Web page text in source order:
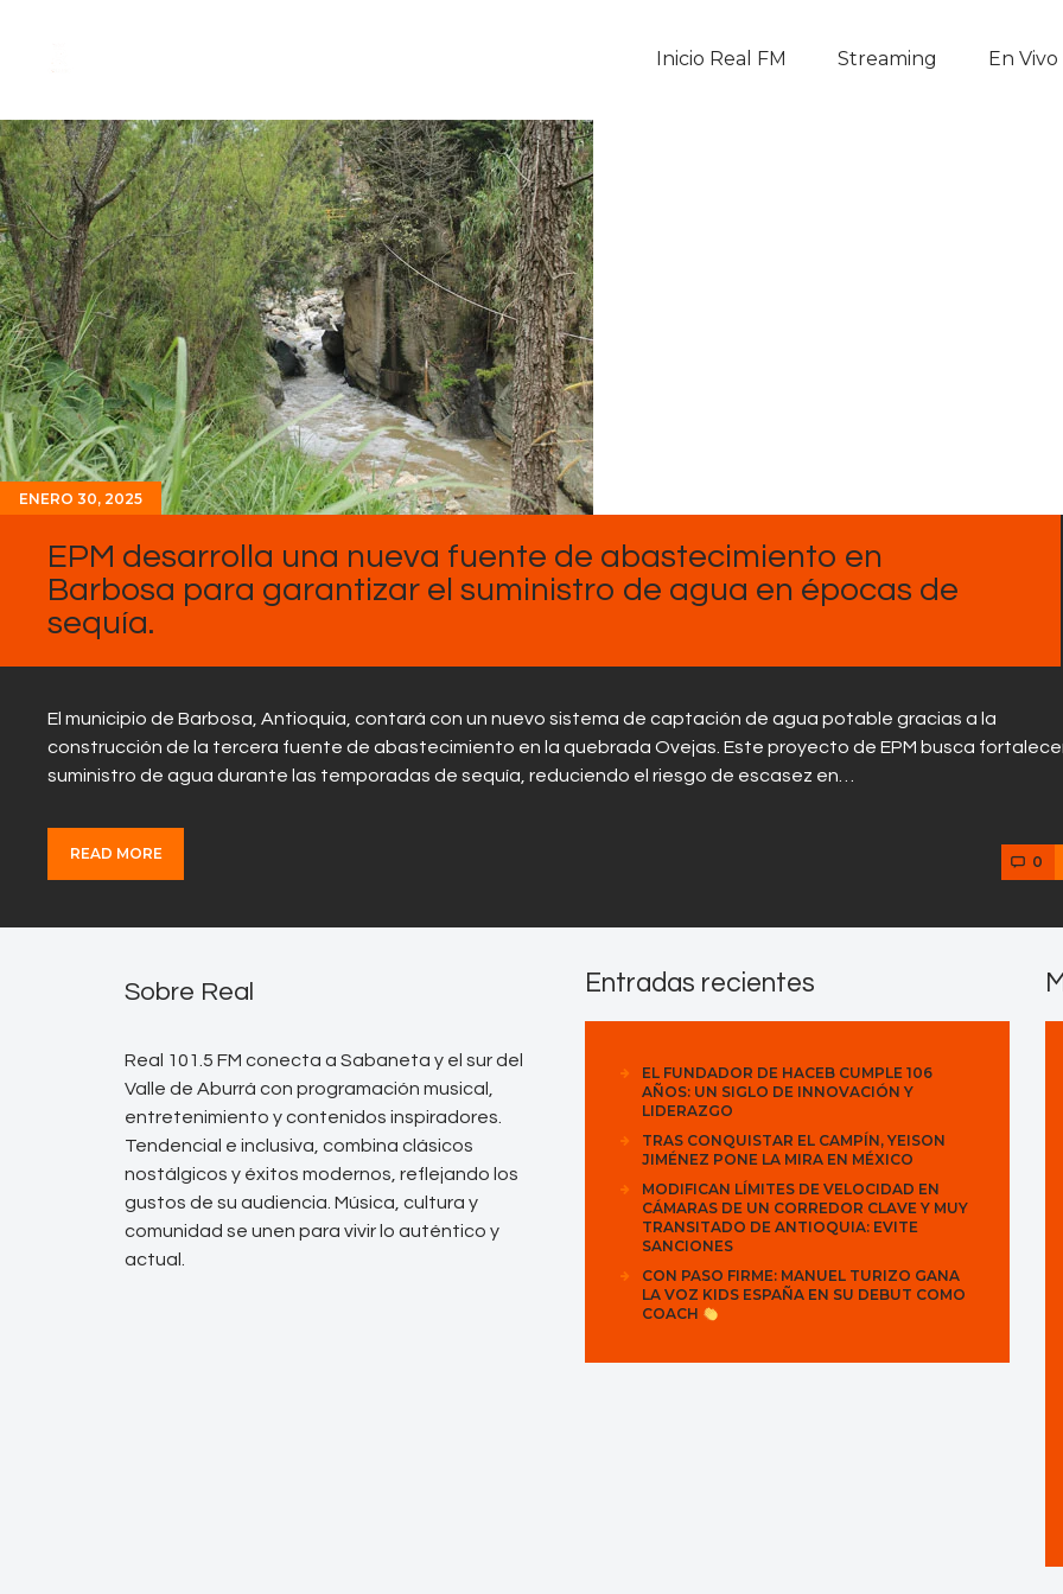
Inicio Real FM Streaming En Vivo
En Vivo
Descarga La APP
Programas
Noticias
Equipo
Sobre Nosotros
Contactos
ENERO 30, 2025
EPM desarrolla una nueva fuente de abastecimiento en
Barbosa para garantizar el suministro de agua en épocas de
sequía.
El municipio de Barbosa, Antioquia, contará con un nuevo sistema de captación de agua potable gracias a la
construcción de la tercera fuente de abastecimiento en la quebrada Ovejas. Este proyecto de EPM busca
suministro de agua durante las temporadas de sequía, reduciendo el riesgo de escasez en…
READ MORE 0
Sobre Real
Real 101.5 FM conecta a Sabaneta y el sur del
Valle de Aburrá con programación musical,
entretenimiento y contenidos inspiradores.
Tendencial e inclusiva, combina clásicos
nostálgicos y éxitos modernos, reflejando los
gustos de su audiencia. Música, cultura y
comunidad se unen para vivir lo auténtico y
actual.
Entradas recientes
EL FUNDADOR DE HACEB CUMPLE 106
AÑOS: UN SIGLO DE INNOVACIÓN Y
LIDERAZGO
TRAS CONQUISTAR EL CAMPÍN, YEISON
JIMÉNEZ PONE LA MIRA EN MÉXICO
MODIFICAN LÍMITES DE VELOCIDAD EN
CÁMARAS DE UN CORREDOR CLAVE Y MUY
TRANSITADO DE ANTIOQUIA: EVITE
SANCIONES
CON PASO FIRME: MANUEL TURIZO GANA
LA VOZ KIDS ESPAÑA EN SU DEBUT COMO
COACH